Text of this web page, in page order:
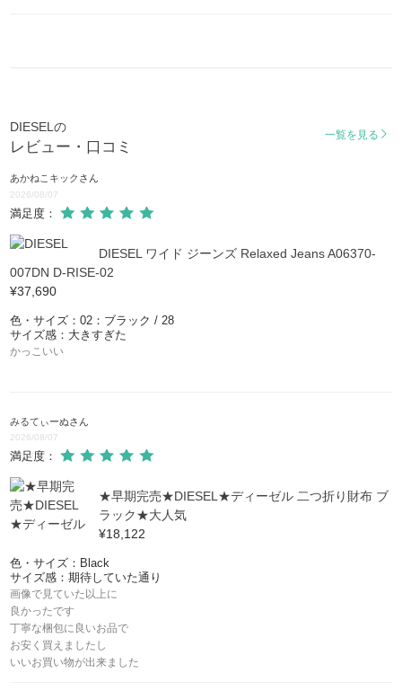
DIESELの
レビュー・口コミ
一覧を見る
あかねこキック さん
2026/08/07
満足度：
DIESEL ワイド ジーンズ Relaxed Jeans A06370-
007DN D-RISE-02
¥37,690
色・サイズ：02：ブラック / 28
サイズ感：大きすぎた
かっこいい
みるてぃーぬさん
2026/08/07
満足度：
★早期完売★DIESEL★ディーゼル 二つ折り財布 ブ
ラック★大人気
¥18,122
色・サイズ：Black
サイズ感：期待していた通り
画像で見ていた以上に
良かったです
丁寧な梱包に良いお品で
お安く買えましたし
いいお買い物が出来ました